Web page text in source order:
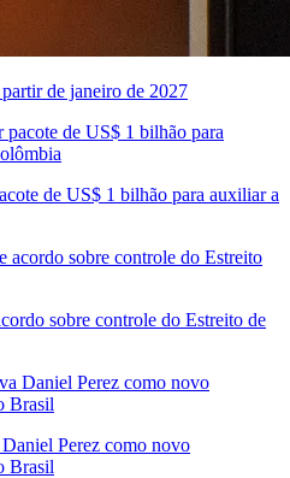
de janeiro de 2027
de US$ 1 bilhão para auxiliar a
sobre controle do Estreito de
Perez como novo
Brasil